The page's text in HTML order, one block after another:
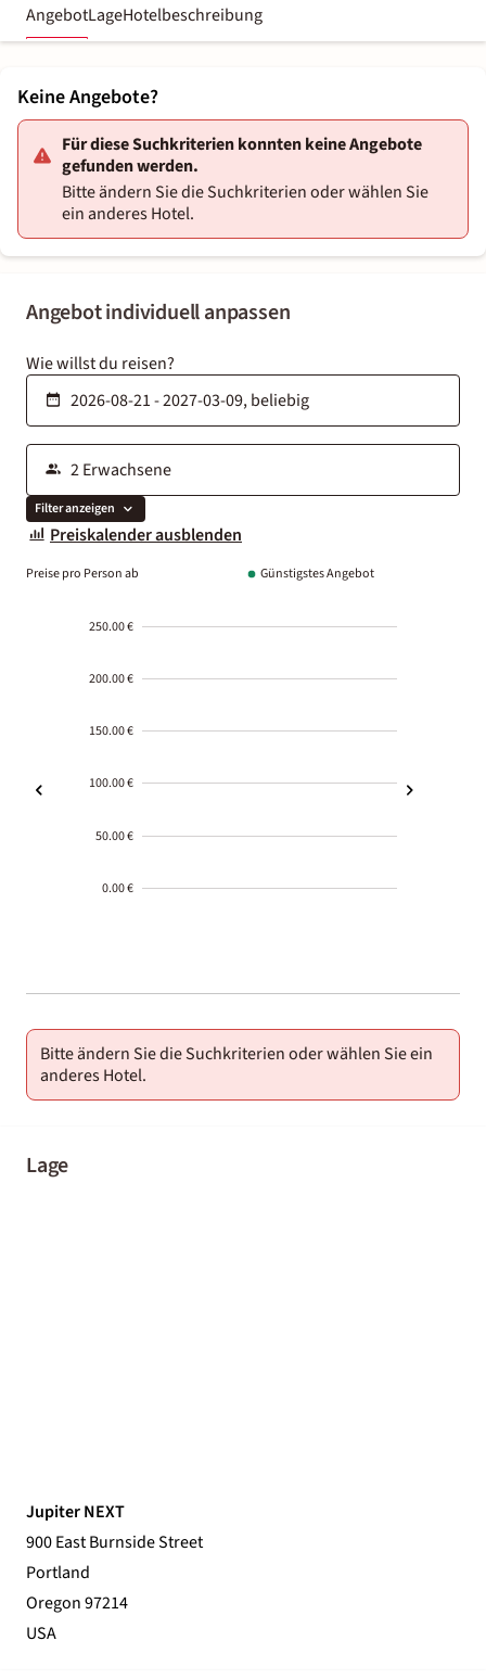
AngebotLageHotelbeschreibung
Angebot individuell anpassen
Wie willst du reisen?
Filter anzeigen
Preiskalender ausblenden
Preise pro Person ab Günstigstes Angebot
250.00 €
200.00 €
150.00 €
100.00 €
50.00 €
0.00 €
01-02
Bitte ändern Sie die Suchkriterien oder wählen Sie ein
anderes Hotel.
Lage
Jupiter NEXT
900 East Burnside Street
Portland
Oregon 97214
USA
Keine Angebote?
Für diese Suchkriterien konnten keine Angebote
gefunden werden.
Bitte ändern Sie die Suchkriterien oder wählen Sie
ein anderes Hotel.